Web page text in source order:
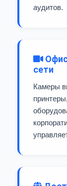
аудитов.
сети
Камеры